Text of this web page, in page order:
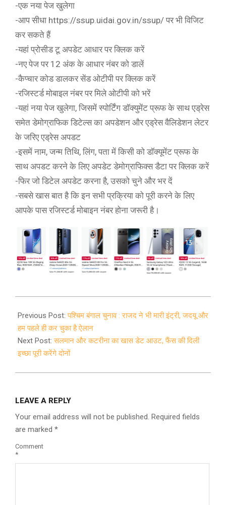
-एक नया पेज खुलेगा
-आप सीधा https://ssup.uidai.gov.in/ssup/ पर भी विजिट
कर सकते हैं
-यहां प्रोसीड टू अपडेट आधार पर क्लिक करें
-नए पेज पर 12 अंक के आधार नंबर को डालें
-कैप्चार कोड डालकर सेंड ओटीपी पर क्लिक करें
-रजिस्टर्ड मोबाइल नंबर पर मिले ओटीपी को भरें
-यहां नया पेज खुलेगा, जिसमें स्पोर्टिंग डॉक्युमेंट प्रूफ के साथ एड्रेस
समेत डेमोग्राफिक डिटेल्स का अपडेशन और एड्रेस वैलिडेशन लेटर
के जरिए एड्रेस अपडट
-इसमें नाम, जन्म तिथि, लिंग, पता में किसी को डॉक्यूमेंट प्रूफ के
साथ अपडट करने के लिए अपडेट डेमोग्राफिक्स डैटा पर क्लिक करें
-फिर जो डिटेल अपडेट करना है, उसको चुने और भर दें
-सबसे खास बात है कि इन सभी प्रक्रिया को पूरी करने के लिए
आपके पास रजिस्टर्ड मोबाइन नंबर होना जरूरी है।
12-
24
Previous Post:पश्चिम बंगाल चुनाव : राजद ने भी मारी इंट्री, जदयू और
हम पहले ही कर चुका है ऐलान
Next Post:सलमान और कटरीना का खास डेट आउट, फैंस की दिली
इच्छा पूरी करेंगे दोनों
LEAVE A REPLY
Your email address will not be published. Required fields
are marked *
Comment
*